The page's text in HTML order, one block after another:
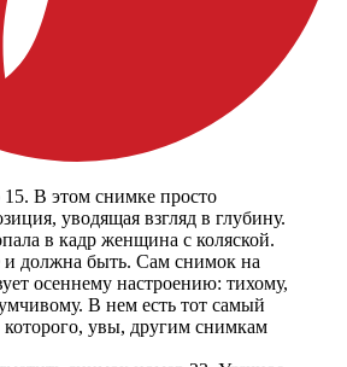
В этом снимке просто
уводящая взгляд в глубину.
в кадр женщина с коляской.
и должна быть. Сам снимок на
осеннему настроению: тихому,
В нем есть тот самый
которого, увы, другим снимкам